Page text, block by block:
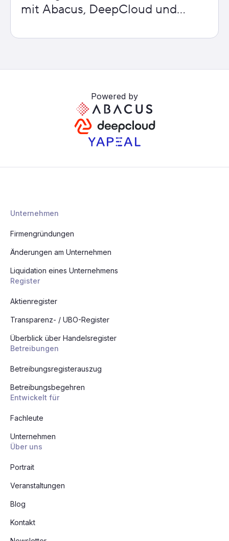
mit Abacus, DeepCloud und
Powered by
Unternehmen
Firmengründungen
Änderungen am Unternehmen
Liquidation eines Unternehmens
Register
Aktienregister
Transparenz- / UBO-Register
Überblick über Handelsregister
Betreibungen
Betreibungsregisterauszug
Betreibungsbegehren
Entwickelt für
Fachleute
Unternehmen
Über uns
Portrait
Veranstaltungen
Blog
Kontakt